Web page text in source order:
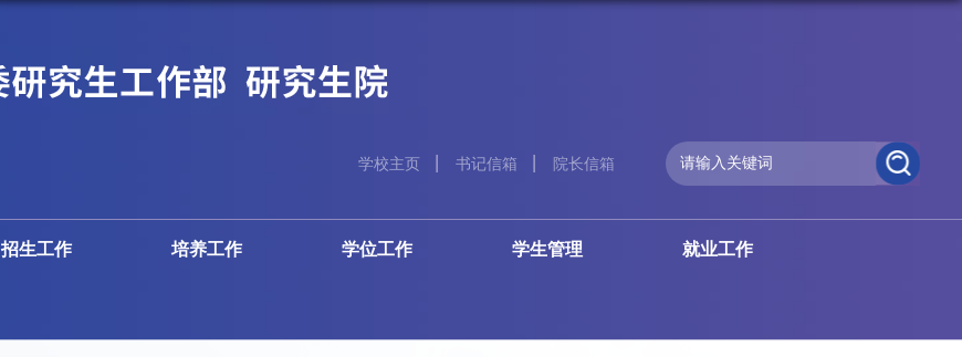
学校主页 书记信箱 院长信箱
招生工作 培养工作 学位工作 学生管理 就业工作